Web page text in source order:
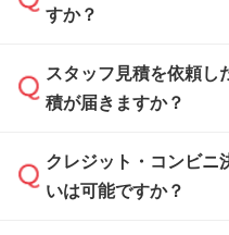
すか？
可能です。見積・注
まま進む』ボタンか
スタッフ見積を依頼し
積が届きますか？
通常、翌営業日まで
雑状況によっては、
クレジット・コンビニ
いは可能ですか？